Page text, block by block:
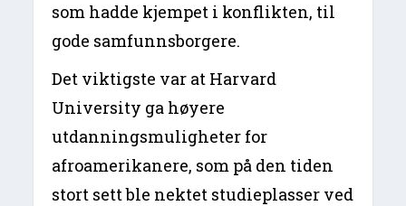
som hadde kjempet i konflikten, til
gode samfunnsborgere.
Det viktigste var at Harvard
University ga høyere
utdanningsmuligheter for
afroamerikanere, som på den tiden
stort sett ble nektet studieplasser ved